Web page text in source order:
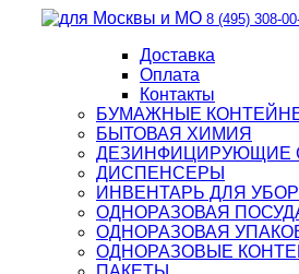
8 (495) 308-
Доставка
Оплата
Контакты
БУМАЖНЫЕ
БЫТОВАЯ ХИМИЯ
ДЕЗИНФИЦИРУЮЩИЕ
ДИСПЕНСЕРЫ
ИНВЕНТАРЬ ДЛЯ
ОДНОРАЗОВАЯ
ОДНОРАЗОВАЯ
ОДНОРАЗОВЫЕ